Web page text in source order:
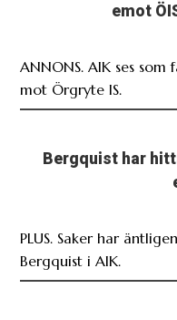
emot
ANNONS. AIK ses
mot Örgryte IS.
Bergquist har
PLUS. Saker har
Bergquist i AIK.